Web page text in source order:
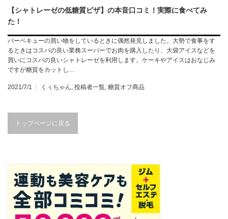
【シャトレーゼの低糖質ピザ】の本音口コミ！実際に食べてみ
た！
バーベキューの買い物をしているときに偶然発見しました。大勢で食事をす
るときはコスパの良い業務スーパーでお肉を購入したり、大袋アイスなどを
買いにコスパの良いシャトレーゼを利用します。ケーキやアイスはおなじみ
ですが糖質をカットし…
2021/7/1 くぅちゃん, 投稿者一覧, 糖質オフ商品
トップページに戻る